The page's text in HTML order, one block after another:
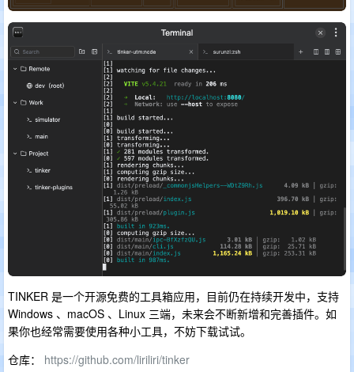
TINKER 是一个开源免费的工具箱应用，目前仍在持续开发中，支持
Windows 、macOS 、Linux 三端，未来会不断新增和完善插件。如
果你也经常需要使用各种小工具，不妨下载试试。
仓库： https://github.com/liriliri/tinker